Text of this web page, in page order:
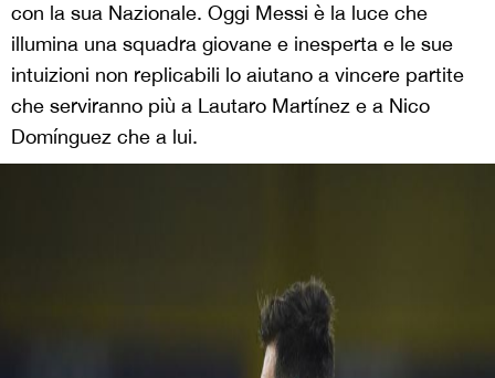
con la sua Nazionale. Oggi Messi è la luce che
illumina una squadra giovane e inesperta e le sue
intuizioni non replicabili lo aiutano a vincere partite
che serviranno più a Lautaro Martínez e a Nico
Domínguez che a lui.